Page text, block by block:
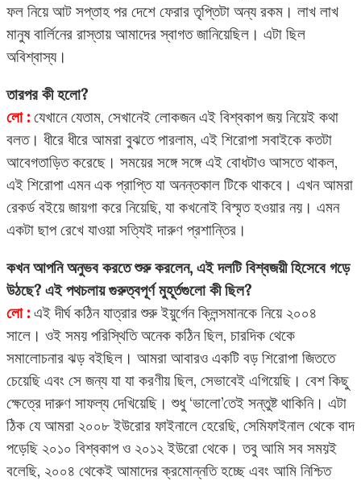
ফল নিয়ে আট সপ্তাহ পর দেশে ফেরার তৃপ্তিটা অন্য রকম। লাখ লাখ
মানুষ বার্লিনের রাস্তায় আমাদের স্বাগত জানিয়েছিল। এটা ছিল
অবিশ্বাস্য।
তারপর কী হলো?
লো : যেখানে যেতাম, সেখানেই লোকজন এই বিশ্বকাপ জয় নিয়েই কথা
বলত। ধীরে ধীরে আমরা বুঝতে পারলাম, এই শিরোপা সবাইকে কতটা
আবেগতাড়িত করেছে। সময়ের সঙ্গে সঙ্গে এই বোধটাও আসতে থাকল,
এই শিরোপা এমন এক প্রাপ্তি যা অনন্তকাল টিকে থাকবে। এখন আমরা
রেকর্ড বইয়ে জায়গা করে নিয়েছি, যা কখনোই বিস্মৃত হওয়ার নয়। এমন
একটা ছাপ রেখে যাওয়া সত্যিই দারুণ প্রশান্তির।
কখন আপনি অনুভব করতে শুরু করলেন, এই দলটি বিশ্বজয়ী হিসেবে গড়ে
উঠছে? এই পথচলায় গুরুত্বপূর্ণ মুহূর্তগুলো কী ছিল?
লো : এই দীর্ঘ কঠিন যাত্রার শুরু ইয়ুর্গেন ক্লিন্সমানকে নিয়ে ২০০৪
সালে। ওই সময় পরিস্থিতি অনেক কঠিন ছিল, চারদিক থেকে
সমালোচনার ঝড় বইছিল। আমরা আবারও একটি বড় শিরোপা জিততে
চেয়েছি এবং সে জন্য যা যা করণীয় ছিল, সেভাবেই এগিয়েছি। বেশ কিছু
ক্ষেত্রে দারুণ সাফল্য দেখিয়েছি। শুধু ‘ভালো’তেই সন্তুষ্ট থাকিনি। এটা
ঠিক যে আমরা ২০০৮ ইউরোর ফাইনালে হেরেছি, সেমিফাইনাল থেকে বাদ
পড়েছি ২০১০ বিশ্বকাপ ও ২০১২ ইউরো থেকে। তবু আমি সব সময়ই
বলেছি, ২০০৪ থেকেই আমাদের ক্রমোন্নতি হচ্ছে এবং আমি নিশ্চিত